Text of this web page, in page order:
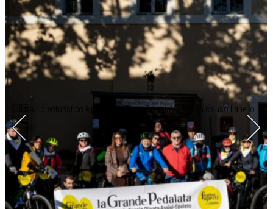
Il tour oleoturistico è partito da Trevi (Perugia), dove ha chiuso l’anello
dopo 30 chilometri